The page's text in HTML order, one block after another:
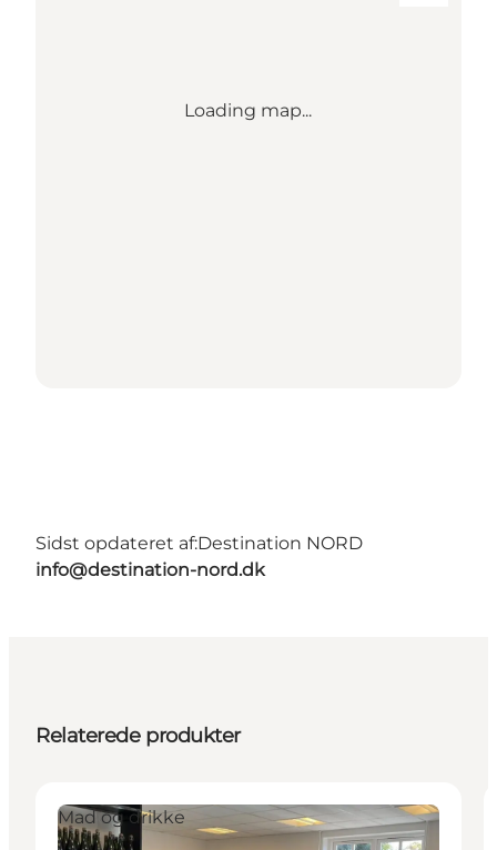
Loading map...
Sidst opdateret af:Destination NORD
info@destination-nord.dk
Relaterede produkter
Mad og drikke